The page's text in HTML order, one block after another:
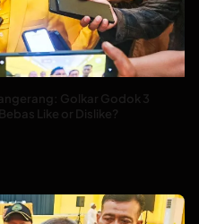
Golkar Godok 3
Like or Dislike?